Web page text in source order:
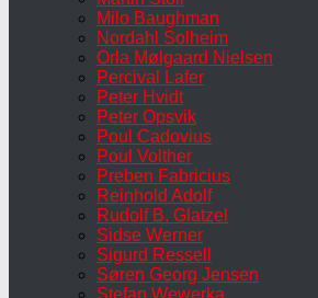
Milo Baughman
Nordahl Solheim
Orla Mølgaard Nielsen
Percival Lafer
Peter Hvidt
Peter Opsvik
Poul Cadovius
Poul Volther
Preben Fabricius
Reinhold Adolf
Rudolf B. Glatzel
Sidse Werner
Sigurd Ressell
Søren Georg Jensen
Stefan Wewerka